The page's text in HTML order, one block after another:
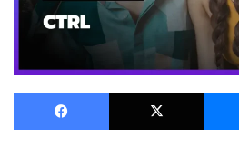
Facebook X